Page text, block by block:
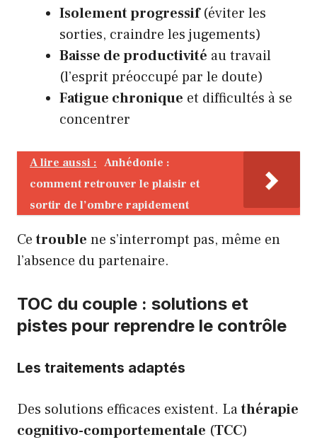
Isolement progressif(éviter les
sorties, craindre les jugements)
Baisse de productivité au travail
(l’esprit préoccupé par le doute)
Fatigue chronique et difficultés à se
concentrer
A lire aussi : Anhédonie :
comment retrouver le plaisir et
sortir de l’ombre rapidement
Cetrouble ne s’interrompt pas, même en
l’absence du partenaire.
TOC du couple : solutions et
pistes pour reprendre le contrôle
Les traitements adaptés
Des solutions efficaces existent. Lathérapie
cognitivo-comportementale (TCC)